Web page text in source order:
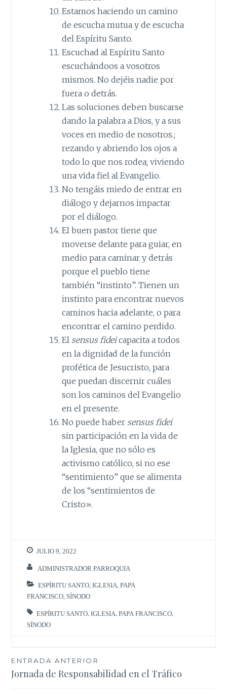
Estamos haciendo un camino
de escucha mutua y de escucha
del Espíritu Santo.
Escuchad al Espíritu Santo
escuchándoos a vosotros
mismos. No dejéis nadie por
fuera o detrás.
Las soluciones deben buscarse
dando la palabra a Dios, y a sus
voces en medio de nosotros.;
rezando y abriendo los ojos a
todo lo que nos rodea; viviendo
una vida fiel al Evangelio.
No tengáis miedo de entrar en
diálogo y dejarnos impactar
por el diálogo.
El buen pastor tiene que
moverse delante para guiar, en
medio para caminar y detrás
porque el pueblo tiene
también “instinto”. Tienen un
instinto para encontrar nuevos
caminos hacia adelante, o para
encontrar el camino perdido.
El sensus fideicapacita a todos
en la dignidad de la función
profética de Jesucristo, para
que puedan discernir cuáles
son los caminos del Evangelio
en el presente.
No puede haber sensus fidei
sin participación en la vida de
la Iglesia, que no sólo es
activismo católico, si no ese
“sentimiento” que se alimenta
de los “sentimientos de
Cristo».
JULIO 9, 2022
ADMINISTRADOR PARROQUIA
ESPÍRITU SANTO ,IGLESIA ,PAPA
FRANCISCO SÍNODO
ESPÍRITU SANTO ,IGLESIA ,PAPA FRANCISCO
SÍNODO
Navegación
de
ENTRADA ANTERIOR
Jornada de Responsabilidad en el Tráfico